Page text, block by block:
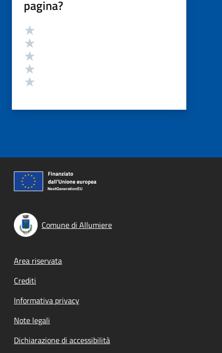
pagina?
Valutazione
Comune di Allumiere
Footer menu
Area riservata
Crediti
Informativa privacy
Note legali
Dichiarazione di accessibilità